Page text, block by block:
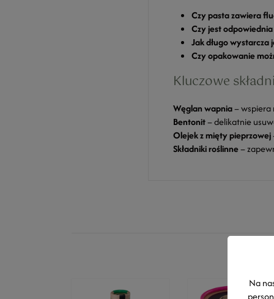
Czy pasta zawiera
Czy jest
Jak długo wystarcza
Czy opakowanie
Kluczowe
Węglan wapnia– wspiera
Bentonit– delikatnie
Olejek z mięty pieprzowej
Składniki roślinne–
Na